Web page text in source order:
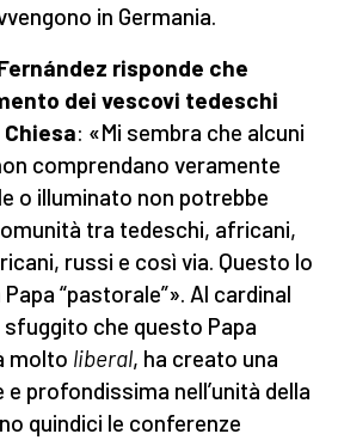
in Germania.
risponde che
dei vescovi tedeschi
: «Mi sembra che alcuni
comprendano veramente
o illuminato non potrebbe
tra tedeschi, africani,
russi e così via. Questo lo
“pastorale”». Al cardinal
che questo Papa
molto liberal, ha creato una
profondissima nell’unità della
quindici le conferenze